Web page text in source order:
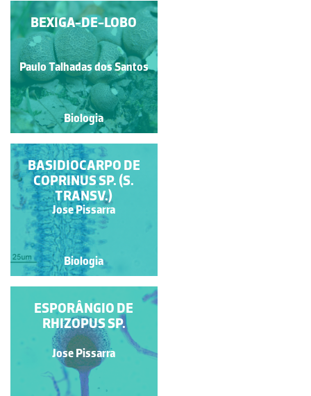
COPRINO-BARBUDO
Paulo Talhadas dos Santos
Biologia
BEXIGA-DE-LOBO
Paulo Talhadas dos Santos
Biologia
BASIDIOCARPO DE
COPRINUS SP.
Jose Pissarra
Biologia
BASIDIOCARPO DE
COPRINUS SP. (S.
TRANSV.)
Jose Pissarra
Biologia
MICÉLIO DE
RHIZOPUS SP.
Jose Pissarra
ESPORÂNGIO DE
RHIZOPUS SP.
Jose Pissarra